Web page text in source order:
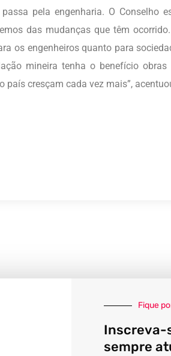
pela engenharia. O Conselho
das mudanças que têm
os engenheiros quanto para
mineira tenha o benefício obras
país cresçam cada vez mais”,
Fique
Inscreva-
sempre